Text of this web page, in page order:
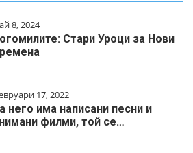
8, 2024
Стари Уроци за Нови
17, 2022
него има написани песни и
филми, той се…